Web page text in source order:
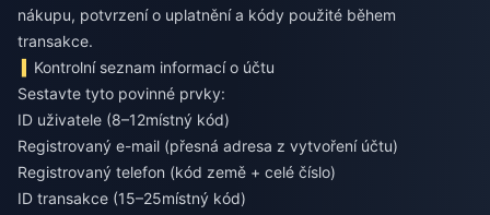
nákupu, potvrzení o uplatnění a kódy použité během
transakce.
Kontrolní seznam informací o účtu
Sestavte tyto povinné prvky:
ID uživatele (8–12místný kód)
Registrovaný e-mail (přesná adresa z vytvoření účtu)
Registrovaný telefon (kód země + celé číslo)
ID transakce (15–25místný kód)